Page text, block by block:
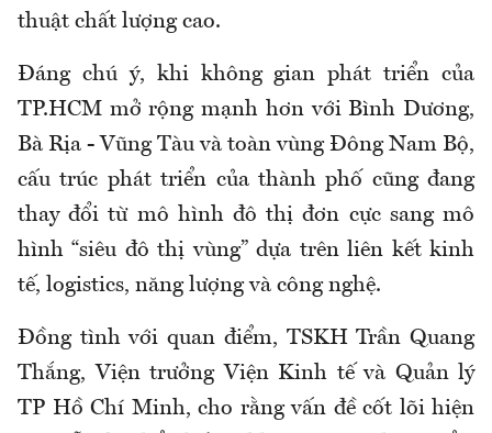
thuật chất lượng cao.
Đáng chú ý, khi không gian phát triển của
TP.HCM mở rộng mạnh hơn với Bình Dương,
Bà Rịa - Vũng Tàu và toàn vùng Đông Nam Bộ,
cấu trúc phát triển của thành phố cũng đang
thay đổi từ mô hình đô thị đơn cực sang mô
hình “siêu đô thị vùng” dựa trên liên kết kinh
tế, logistics, năng lượng và công nghệ.
Đồng tình với quan điểm, TSKH Trần Quang
Thắng, Viện trưởng Viện Kinh tế và Quản lý
TP Hồ Chí Minh, cho rằng vấn đề cốt lõi hiện